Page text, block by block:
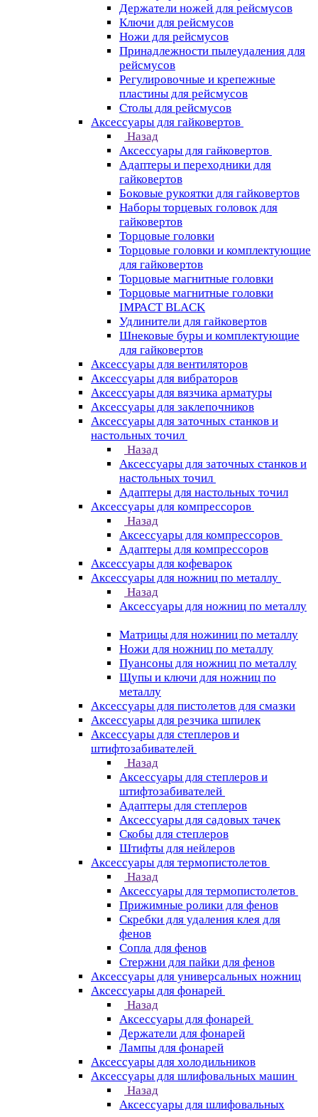
Держатели ножей для рейсмусов
Ключи для рейсмусов
Ножи для рейсмусов
Принадлежности пылеудаления для
рейсмусов
Регулировочные и крепежные
пластины для рейсмусов
Столы для рейсмусов
Аксессуары для гайковертов
Назад
Аксессуары для гайковертов
Адаптеры и переходники для
гайковертов
Боковые рукоятки для гайковертов
Наборы торцевых головок для
гайковертов
Торцовые головки
Торцовые головки и комплектующие
для гайковертов
Торцовые магнитные головки
Торцовые магнитные головки
IMPACT BLACK
Удлинители для гайковертов
Шнековые буры и комплектующие
для гайковертов
Аксессуары для вентиляторов
Аксессуары для вибраторов
Аксессуары для вязчика арматуры
Аксессуары для заклепочников
Аксессуары для заточных станков и
настольных точил
Назад
Аксессуары для заточных станков и
настольных точил
Адаптеры для настольных точил
Аксессуары для компрессоров
Назад
Аксессуары для компрессоров
Адаптеры для компрессоров
Аксессуары для кофеварок
Аксессуары для ножниц по металлу
Назад
Аксессуары для ножниц по металлу
Матрицы для ножиниц по металлу
Ножи для ножниц по металлу
Пуансоны для ножниц по металлу
Щупы и ключи для ножниц по
металлу
Аксессуары для пистолетов для смазки
Аксессуары для резчика шпилек
Аксессуары для степлеров и
штифтозабивателей
Назад
Аксессуары для степлеров и
штифтозабивателей
Адаптеры для степлеров
Аксессуары для садовых тачек
Скобы для степлеров
Штифты для нейлеров
Аксессуары для термопистолетов
Назад
Аксессуары для термопистолетов
Прижимные ролики для фенов
Скребки для удаления клея для
фенов
Сопла для фенов
Стержни для пайки для фенов
Аксессуары для универсальных ножниц
Аксессуары для фонарей
Назад
Аксессуары для фонарей
Держатели для фонарей
Лампы для фонарей
Аксессуары для холодильников
Аксессуары для шлифовальных машин
Назад
Аксессуары для шлифовальных